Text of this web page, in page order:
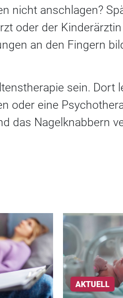
nicht anschlagen?
oder der
an den Fingern
sein. Dort
oder eine
das Nagelknabbern
AKTUELL